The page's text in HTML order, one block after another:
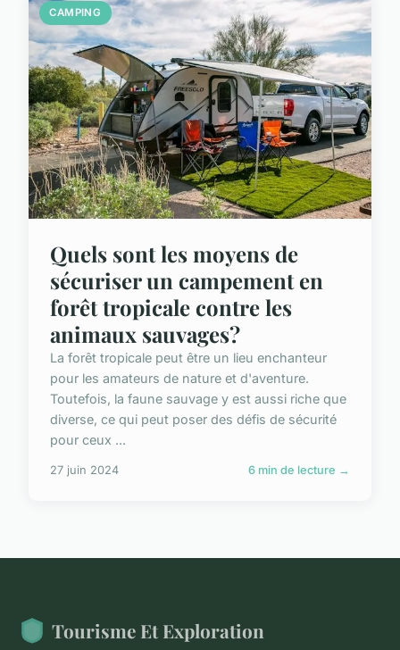
CAMPING
Quels sont les moyens de
sécuriser un campement en
forêt tropicale contre les
animaux sauvages?
La forêt tropicale peut être un lieu enchanteur
pour les amateurs de nature et d'aventure.
Toutefois, la faune sauvage y est aussi riche que
diverse, ce qui peut poser des défis de sécurité
pour ceux ...
27 juin 2024 6 min de lecture →
Tourisme Et Exploration